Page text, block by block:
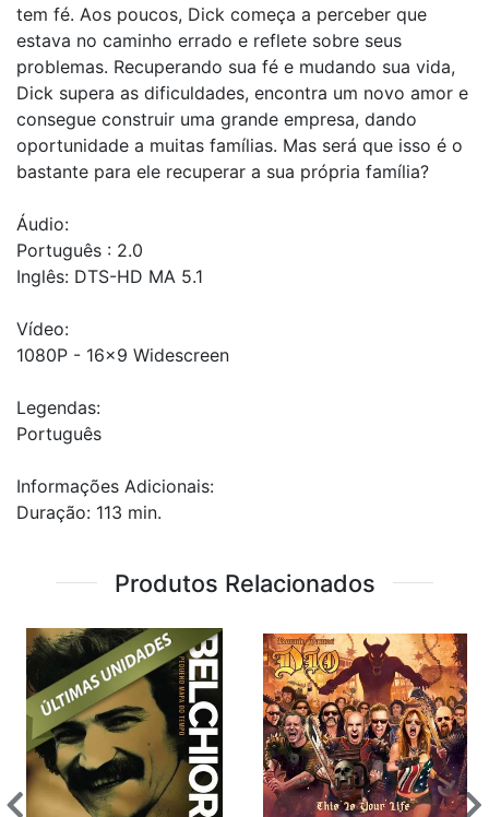
tem fé. Aos poucos, Dick começa a perceber que
estava no caminho errado e reflete sobre seus
problemas. Recuperando sua fé e mudando sua vida,
Dick supera as dificuldades, encontra um novo amor e
consegue construir uma grande empresa, dando
oportunidade a muitas famílias. Mas será que isso é o
bastante para ele recuperar a sua própria família?
Áudio:
Português : 2.0
Inglês: DTS-HD MA 5.1
Vídeo:
1080P - 16x9 Widescreen
Legendas:
Português
Informações Adicionais:
Duração: 113 min.
Produtos Relacionados